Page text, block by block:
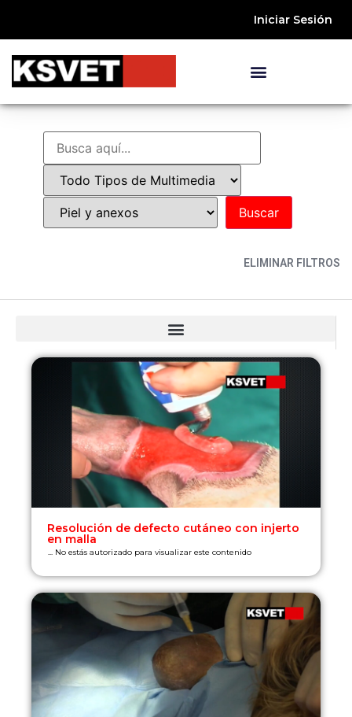
Iniciar Sesión
ELIMINAR FILTROS
Resolución de defecto cutáneo con injerto
en malla
... No estás autorizado para visualizar este contenido